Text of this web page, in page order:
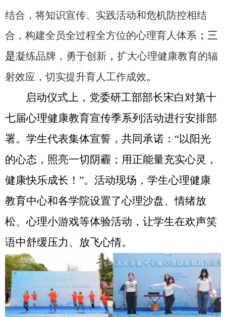
结合，将知识宣传、实践活动和危机防控相结
合，构建全员全过程全方位的心理育人体系 ；三
是凝练品牌，勇于创新 ， 扩大心理健康教育的辐
射效应，切实提升育人工作成效。
启动仪式上，党委研工部部长宋白对第十
七届心理健康教育宣传季系列活动进行安排部
署。学生代表集体宣誓，共同承诺：“以阳光
的心态，照亮一切阴霾；用正能量充实心灵，
健康快乐成长！”。活动现场，学生心理健康
教育中心和各学院设置了心理沙盘、情绪放
松、心理小游戏等体验活动，让学生在欢声笑
语中舒缓压力、放飞心情。